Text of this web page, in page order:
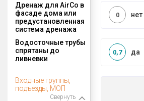
Дренаж для AirCo в
фасаде дома или
предустановленная
система дренажа
нет
0
Водосточные трубы
спрятаны до
ливневки
да
0,7
Входные группы,
подъезды, МОП
Свернуть